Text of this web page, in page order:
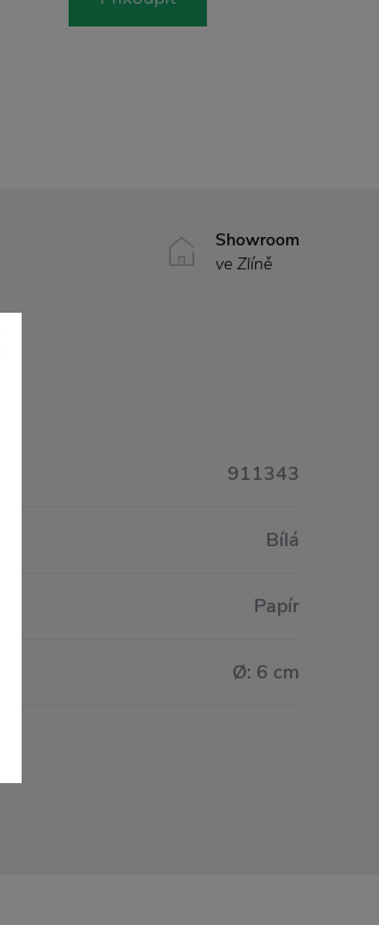
Showroom
ve Zlíně
911343
Bílá
Papír
Ø: 6 cm